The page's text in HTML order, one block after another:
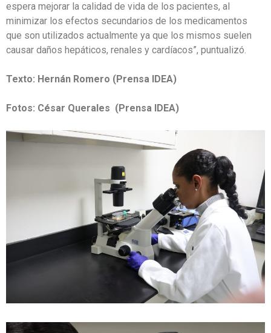
espera mejorar la calidad de vida de los pacientes, al
minimizar los efectos secundarios de los medicamentos
que son utilizados actualmente ya que los mismos suelen
causar daños hepáticos, renales y cardíacos”, puntualizó.
Texto: Hernán Romero (Prensa IDEA)
Fotos: César Querales (Prensa IDEA)